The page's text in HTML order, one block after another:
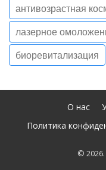
антивозрастная
лазерное
биоревитализация
О нас
Политика
©